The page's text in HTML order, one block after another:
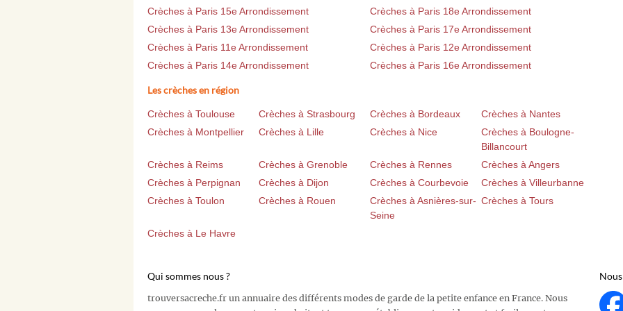
Crèches à Paris 15e Arrondissement
Crèches à Paris 18e Arrondissement
Crèches à Paris 13e Arrondissement
Crèches à Paris 17e Arrondissement
Crèches à Paris 11e Arrondissement
Crèches à Paris 12e Arrondissement
Crèches à Paris 14e Arrondissement
Crèches à Paris 16e Arrondissement
Les crèches en région
Crèches à Toulouse Crèches à Strasbourg Crèches à Bordeaux
Crèches à Nantes
Crèches à Montpellier
Crèches à Lille Crèches à Nice
Crèches à Boulogne-
Billancourt
Crèches à Reims
Crèches à Grenoble Crèches à Rennes
Crèches à Angers
Crèches à Perpignan
Crèches à Dijon Crèches à Courbevoie
Crèches à Villeurbanne
Crèches à Toulon
Crèches à Rouen
Crèches à Asnières-sur-
Seine
Crèches à Tours
Crèches à Le Havre
Qui sommes nous ?
trouversacreche.fr un annuaire des différents modes de garde de la petite enfance en France. Nous